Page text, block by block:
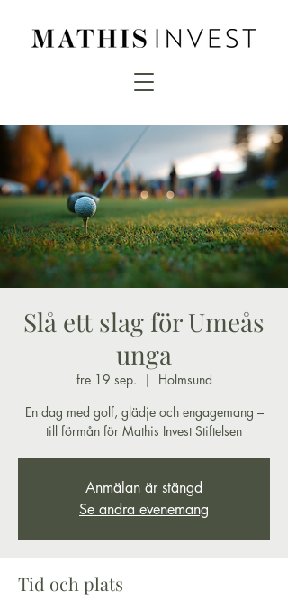
Slå ett slag för Umeås
unga
fre 19 sep.
  |
Holmsund
En dag med golf, glädje och engagemang –
till förmån för Mathis Invest Stiftelsen
Anmälan är stängd
Se andra evenemang
Tid och plats